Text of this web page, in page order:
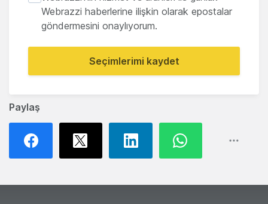
Paylaş
Webrazzi haberlerine ilişkin olarak epostalar
göndermesini onaylıyorum.
Seçimlerimi kaydet